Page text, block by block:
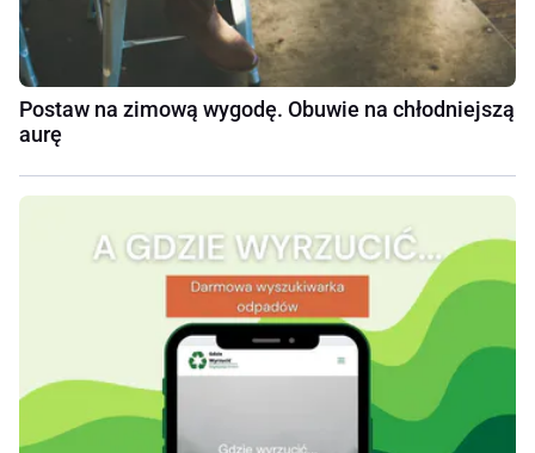
Postaw na zimową wygodę. Obuwie na chłodniejszą
aurę